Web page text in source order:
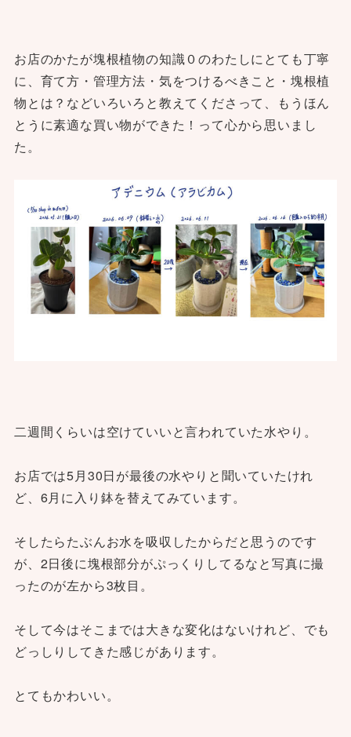
お店のかたが塊根植物の知識０のわたしにとても丁寧
に、育て方・管理方法・気をつけるべきこと・塊根植
物とは？などいろいろと教えてくださって、もうほん
とうに素適な買い物ができた！って心から思いまし
た。
二週間くらいは空けていいと言われていた水やり。
お店では5月30日が最後の水やりと聞いていたけれ
ど、6月に入り鉢を替えてみています。
そしたらたぶんお水を吸収したからだと思うのです
が、2日後に塊根部分がぷっくりしてるなと写真に撮
ったのが左から3枚目。
そして今はそこまでは大きな変化はないけれど、でも
どっしりしてきた感じがあります。
とてもかわいい。